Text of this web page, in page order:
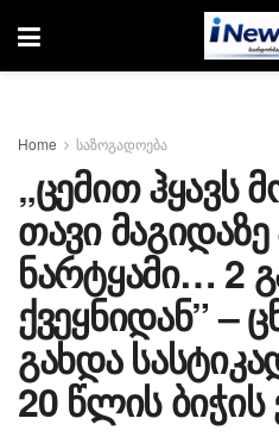
Home საზოგადოება
„ცემით ჰყავს
თავი მაგიდაზე
ნარტყამი… 2
ქვეყნიდან” –
გახდა
20 წლის ბიჭის